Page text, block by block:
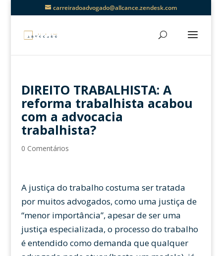
carreiradoadvogado@allcance.zendesk.com
DIREITO TRABALHISTA: A
reforma trabalhista acabou
com a advocacia
trabalhista?
0 Comentários
A justiça do trabalho costuma ser tratada
por muitos advogados, como uma justiça de
“menor importância”, apesar de ser uma
justiça especializada, o processo do trabalho
é entendido como demanda que qualquer